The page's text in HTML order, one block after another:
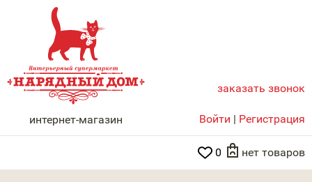
НАРЯДНЫЙ ДОМ
интернет-магазин
заказать звонок
Войти | Регистрация
0 нет товаров